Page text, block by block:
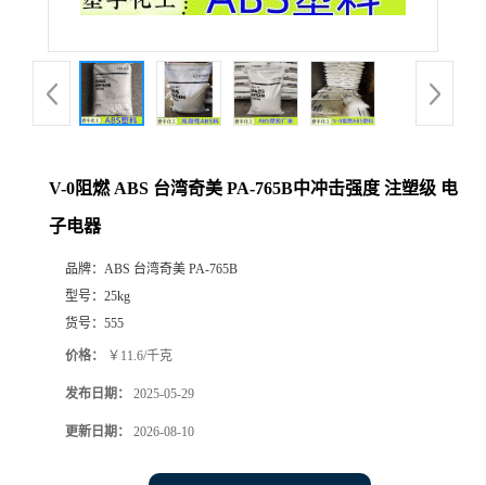
V-0阻燃 ABS 台湾奇美 PA-765B中冲击强度 注塑级 电
子电器
品牌： ABS 台湾奇美 PA-765B
型号： 25kg
货号： 555
价格： ￥11.6/千克
发布日期： 2025-05-29
更新日期： 2026-08-10